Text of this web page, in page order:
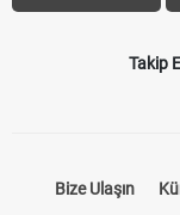
Takip
Bize Ulaşın